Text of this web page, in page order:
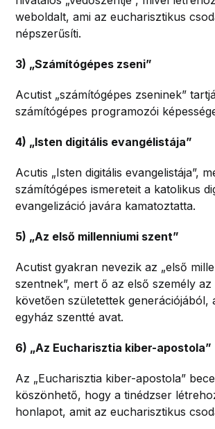
weboldalt, ami az eucharisztikus
népszerűsíti.
3) „Számítógépes zseni”
Acutist „számítógépes zseninek”
számítógépes programozói
4) „Isten digitális evangélistája”
Acutis „Isten digitális evangelistája”,
számítógépes ismereteit a katolikus
evangelizáció javára kamatoztatta.
5) „Az első millenniumi szent”
Acutist gyakran nevezik az „első
szentnek”, mert ő az első személy
követően születettek generációjából,
egyház szentté avat.
6) „Az Eucharisztia kiber-apostola”
Az „Eucharisztia kiber-apostola”
köszönhető, hogy a tinédzser
honlapot, amit az eucharisztikus